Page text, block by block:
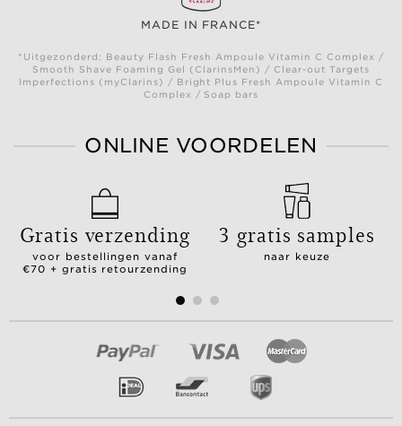
MADE IN FRANCE*
*Uitgezonderd: Beauty Flash Fresh Ampoule Vitamin C Complex /
Smooth Shave Foaming Gel (ClarinsMen) / Clear-out Targets
Imperfections (myClarins) / Bright Plus Fresh Ampoule Vitamin C
Complex / Soap bars
ONLINE VOORDELEN
Gratis verzending
voor bestellingen vanaf
€70 + gratis retourzending
3 gratis samples
naar keuze